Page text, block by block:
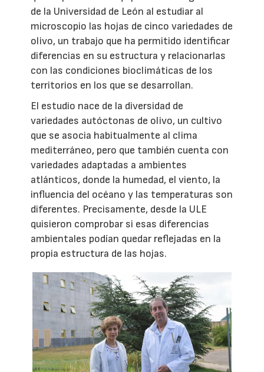
de la Universidad de León al estudiar al
microscopio las hojas de cinco variedades de
olivo, un trabajo que ha permitido identificar
diferencias en su estructura y relacionarlas
con las condiciones bioclimáticas de los
territorios en los que se desarrollan.
El estudio nace de la diversidad de
variedades autóctonas de olivo, un cultivo
que se asocia habitualmente al clima
mediterráneo, pero que también cuenta con
variedades adaptadas a ambientes
atlánticos, donde la humedad, el viento, la
influencia del océano y las temperaturas son
diferentes. Precisamente, desde la ULE
quisieron comprobar si esas diferencias
ambientales podían quedar reflejadas en la
propia estructura de las hojas.